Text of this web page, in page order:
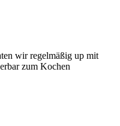
wir regelmäßig up mit
zum Kochen